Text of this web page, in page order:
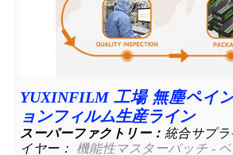
YUXINFILM 工場 無塵ペイ
ョンフィルム生産ライン
スーパーファクトリー： 統合サプ
イヤー： 機能性マスターバッチ -